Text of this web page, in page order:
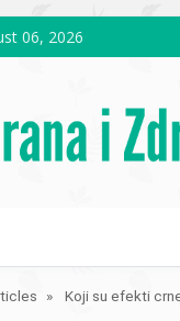
06, 2026
Koji su efekti